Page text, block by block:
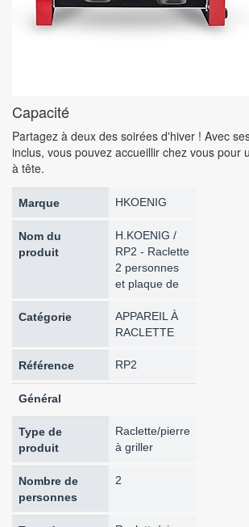
Capacité
Partagez à deux des soirées d'hiver ! Avec
inclus, vous pouvez accueillir chez vous pour
à tête.
Marque HKOENIG
Nom du
produit
H.KOENIG /
RP2 - Raclette
2 personnes
et plaque de
Catégorie
APPAREIL À
RACLETTE
Référence RP2
Général
Type de
produit
Raclette/pierre
à griller
Nombre de
personnes
2